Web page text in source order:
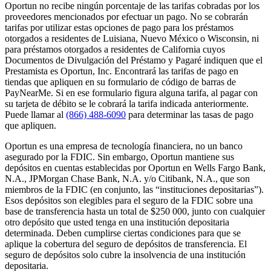
Oportun no recibe ningún porcentaje de las tarifas cobradas por los
proveedores mencionados por efectuar un pago. No se cobrarán
tarifas por utilizar estas opciones de pago para los préstamos
otorgados a residentes de Luisiana, Nuevo México o Wisconsin, ni
para préstamos otorgados a residentes de California cuyos
Documentos de Divulgación del Préstamo y Pagaré indiquen que el
Prestamista es Oportun, Inc. Encontrará las tarifas de pago en
tiendas que apliquen en su formulario de código de barras de
PayNearMe. Si en ese formulario figura alguna tarifa, al pagar con
su tarjeta de débito se le cobrará la tarifa indicada anteriormente.
Puede llamar al (866) 488-6090 para determinar las tasas de pago
que apliquen.
Oportun es una empresa de tecnología financiera, no un banco
asegurado por la FDIC. Sin embargo, Oportun mantiene sus
depósitos en cuentas establecidas por Oportun en Wells Fargo Bank,
N.A., JPMorgan Chase Bank, N.A. y/o Citibank, N.A., que son
miembros de la FDIC (en conjunto, las “instituciones depositarias”).
Esos depósitos son elegibles para el seguro de la FDIC sobre una
base de transferencia hasta un total de $250 000, junto con cualquier
otro depósito que usted tenga en una institución depositaria
determinada. Deben cumplirse ciertas condiciones para que se
aplique la cobertura del seguro de depósitos de transferencia. El
seguro de depósitos solo cubre la insolvencia de una institución
depositaria.